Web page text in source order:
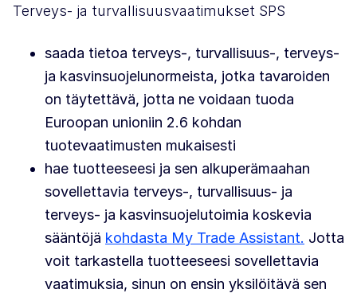
Terveys- ja turvallisuusvaatimukset SPS
saada tietoa terveys-, turvallisuus-, terveys-
ja kasvinsuojelunormeista, jotka tavaroiden
on täytettävä, jotta ne voidaan tuoda
Euroopan unioniin 2.6 kohdan
tuotevaatimusten mukaisesti
hae tuotteeseesi ja sen alkuperämaahan
sovellettavia terveys-, turvallisuus- ja
terveys- ja kasvinsuojelutoimia koskevia
sääntöjä kohdasta My Trade Assistant. Jotta
voit tarkastella tuotteeseesi sovellettavia
vaatimuksia, sinun on ensin yksilöitävä sen